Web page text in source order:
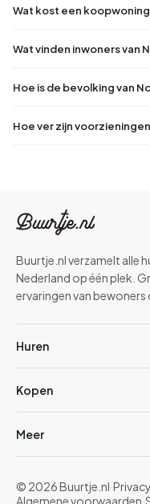
Wat kost een
Wat vinden inwoners van
Hoe is de bevolking van
Hoe ver zijn
Buurtje.nl verzamelt alle
Nederland op één plek.
ervaringen van bewoners
Huren
Kopen
Meer
© 2026 Buurtje.nl·
Algemene voorwaarden·